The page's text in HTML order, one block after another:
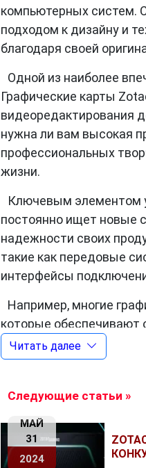
компьютерных систем.
подходом к дизайну и
благодаря своей
Одной из наиболее
Графические карты
видеоредактирования
нужна ли вам высокая
профессиональных
жизни.
Ключевым элементом
постоянно ищет новые
надежности своих
такие как передовые
интерфейсы
Например, многие
которые обеспечивают
нагрузках. Это не
стабильную
Технический инновации
RGB-подсветок до
равнодушными тех, кто
Читать далее
Следующие статьи »
МАЙ
31
2024